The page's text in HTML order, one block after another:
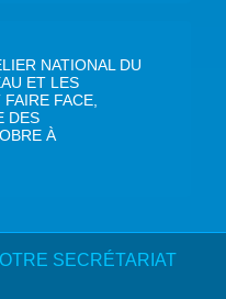
NATIONAL DU
ET LES
FACE,
DES
À
SECRÉTARIAT